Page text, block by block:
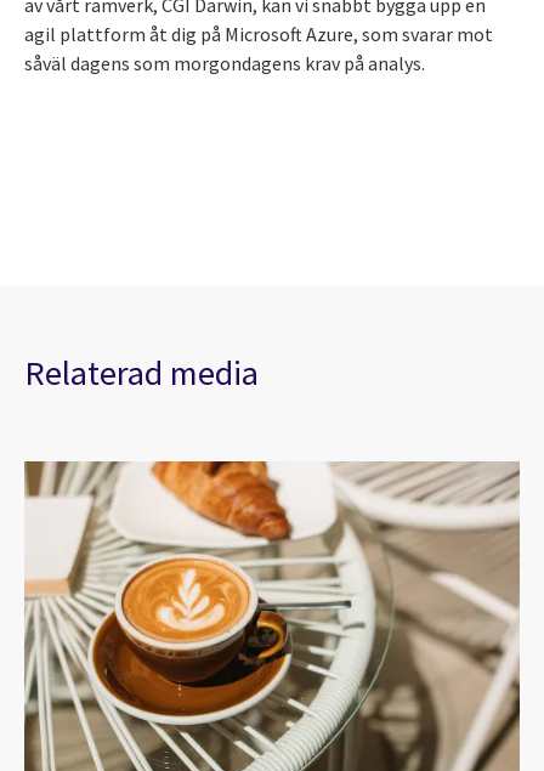
agil plattform åt dig på Microsoft Azure, som svarar mot
såväl dagens som morgondagens krav på analys.
Relaterad media